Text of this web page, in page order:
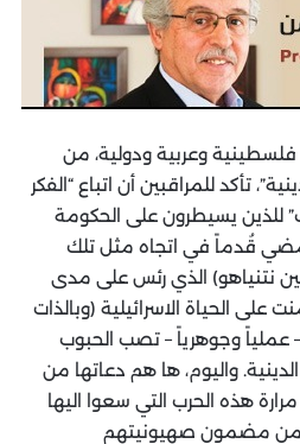
وعربية ودولية، من
تأكد للمراقبين أن اتباع “الفكر
للذين يسيطرون على الحكومة
قُدماً في اتجاه مثل تلك
نتنياهو) الذي رئس على مدى
الحياة الاسرائيلية (وبالذات
– عملياً وجوهرياً – تصب الحبوب
واليوم، ها هم دعاتها من
هذه الحرب التي سعوا اليها
من مضمون صهيونيتهم